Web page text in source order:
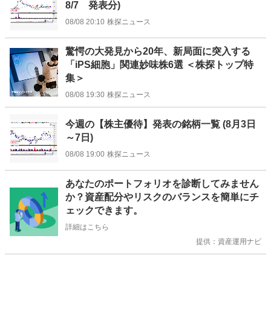
8/7 発表分)
08/08 20:10 株探ニュース
驚愕の大発見から20年、新局面に突入する
「iPS細胞」関連妙味株6選 ＜株探トップ特
集＞
08/08 19:30 株探ニュース
今週の【株主優待】発表の銘柄一覧 (8月3日
～7日)
08/08 19:00 株探ニュース
あなたのポートフォリオを診断してみません
か？資産配分やリスクのバランスを簡単にチ
ェックできます。
詳細はこちら
提供：資産運用ナビ